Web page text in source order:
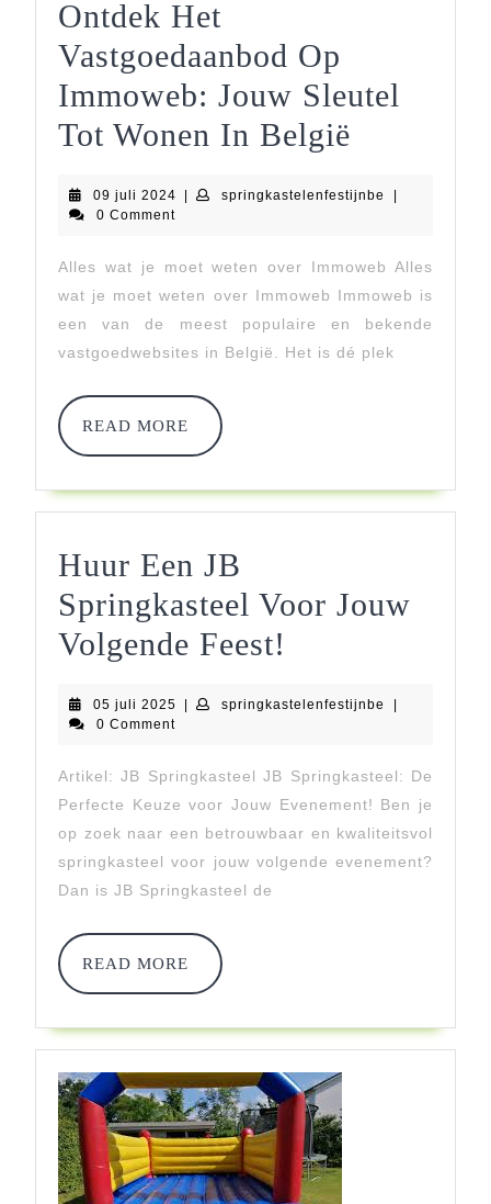
Ontdek Het
Vastgoedaanbod Op
Immoweb: Jouw Sleutel
Tot Wonen In België
Jouw
Sleutel
In
09 juli 2024 09| springkastelenfestijnbe
|
0 Comment
Alles wat je moet weten over Immoweb Alles
wat je moet weten over Immoweb Immoweb is
een van de meest populaire en bekende
vastgoedwebsites in België. Het is dé plek
READ MORE
READ
MORE
Huur Een JB
Springkasteel Voor Jouw
Volgende Feest!
JB
Springkasteel
Voor
Jouw
Volgende
05 juli 2025 05| springkastelenfestijnbe
|
0 Comment
Artikel: JB Springkasteel JB Springkasteel: De
Perfecte Keuze voor Jouw Evenement! Ben je
op zoek naar een betrouwbaar en kwaliteitsvol
springkasteel voor jouw volgende evenement?
Dan is JB Springkasteel de
READ MORE
READ
MORE